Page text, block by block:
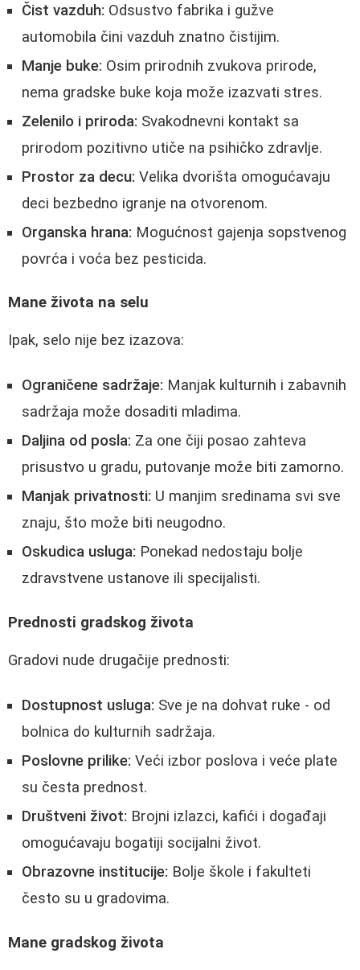
Čist vazduh: Odsustvo fabrika i gužve
automobila čini vazduh znatno čistijim.
Manje buke: Osim prirodnih zvukova prirode,
nema gradske buke koja može izazvati stres.
Zelenilo i priroda: Svakodnevni kontakt sa
prirodom pozitivno utiče na psihičko zdravlje.
Prostor za decu: Velika dvorišta omogućavaju
deci bezbedno igranje na otvorenom.
Organska hrana: Mogućnost gajenja sopstvenog
povrća i voća bez pesticida.
Mane života na selu
Ipak, selo nije bez izazova:
Ograničene sadržaje: Manjak kulturnih i zabavnih
sadržaja može dosaditi mladima.
Daljina od posla: Za one čiji posao zahteva
prisustvo u gradu, putovanje može biti zamorno.
Manjak privatnosti: U manjim sredinama svi sve
znaju, što može biti neugodno.
Oskudica usluga: Ponekad nedostaju bolje
zdravstvene ustanove ili specijalisti.
Prednosti gradskog života
Gradovi nude drugačije prednosti:
Dostupnost usluga: Sve je na dohvat ruke - od
bolnica do kulturnih sadržaja.
Poslovne prilike: Veći izbor poslova i veće plate
su česta prednost.
Društveni život: Brojni izlazci, kafići i događaji
omogućavaju bogatiji socijalni život.
Obrazovne institucije: Bolje škole i fakulteti
često su u gradovima.
Mane gradskog života